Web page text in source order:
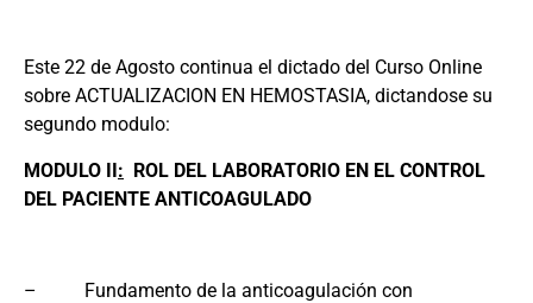
Este 22 de Agosto continua el dictado del Curso Online
sobre ACTUALIZACION EN HEMOSTASIA, dictandose su
segundo modulo:
MODULO II: ROL DEL LABORATORIO EN EL CONTROL
DEL PACIENTE ANTICOAGULADO
– Fundamento de la anticoagulación con